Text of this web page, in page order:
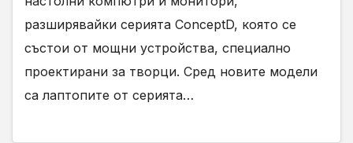
разширявайки серията ConceptD, която се
състои от мощни устройства, специално
проектирани за творци. Сред новите модели
са лаптопите от серията…